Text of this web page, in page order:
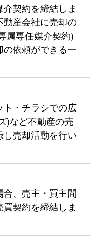
契約を締結しま
産会社に売却の
属専任媒介契約)
依頼ができる一
・チラシでの広
)など不動産の売
売却活動を行い
、売主・買主間
契約を締結しま